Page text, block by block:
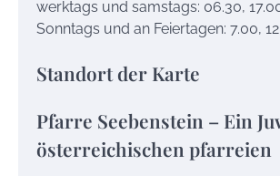
werktags und samstags: 06.30,
Sonntags und an Feiertagen: 7.00,
Standort der Karte
Pfarre Seebenstein – Ein
österreichischen pfarreien